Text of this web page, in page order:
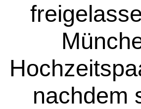
nachdem